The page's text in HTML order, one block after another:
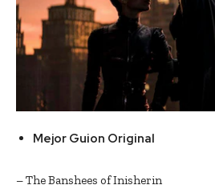
Mejor Guion Original
– The Banshees of Inisherin